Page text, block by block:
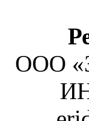
ООО